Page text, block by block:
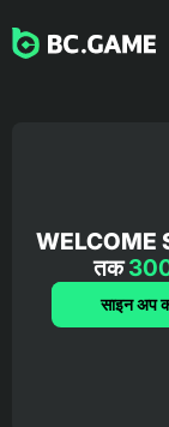
WELCOME
तक
साइन अप